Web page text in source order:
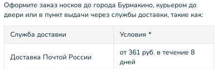
Оформите заказ носков до города Бурмакино, курьером до
двери или в пункт выдачи через службы доставки, такие как:
Служба доставки Условия *
Доставка Почтой России
от 361 руб. в течение 8
дней